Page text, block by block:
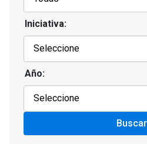
Iniciativa:
Año:
Buscar